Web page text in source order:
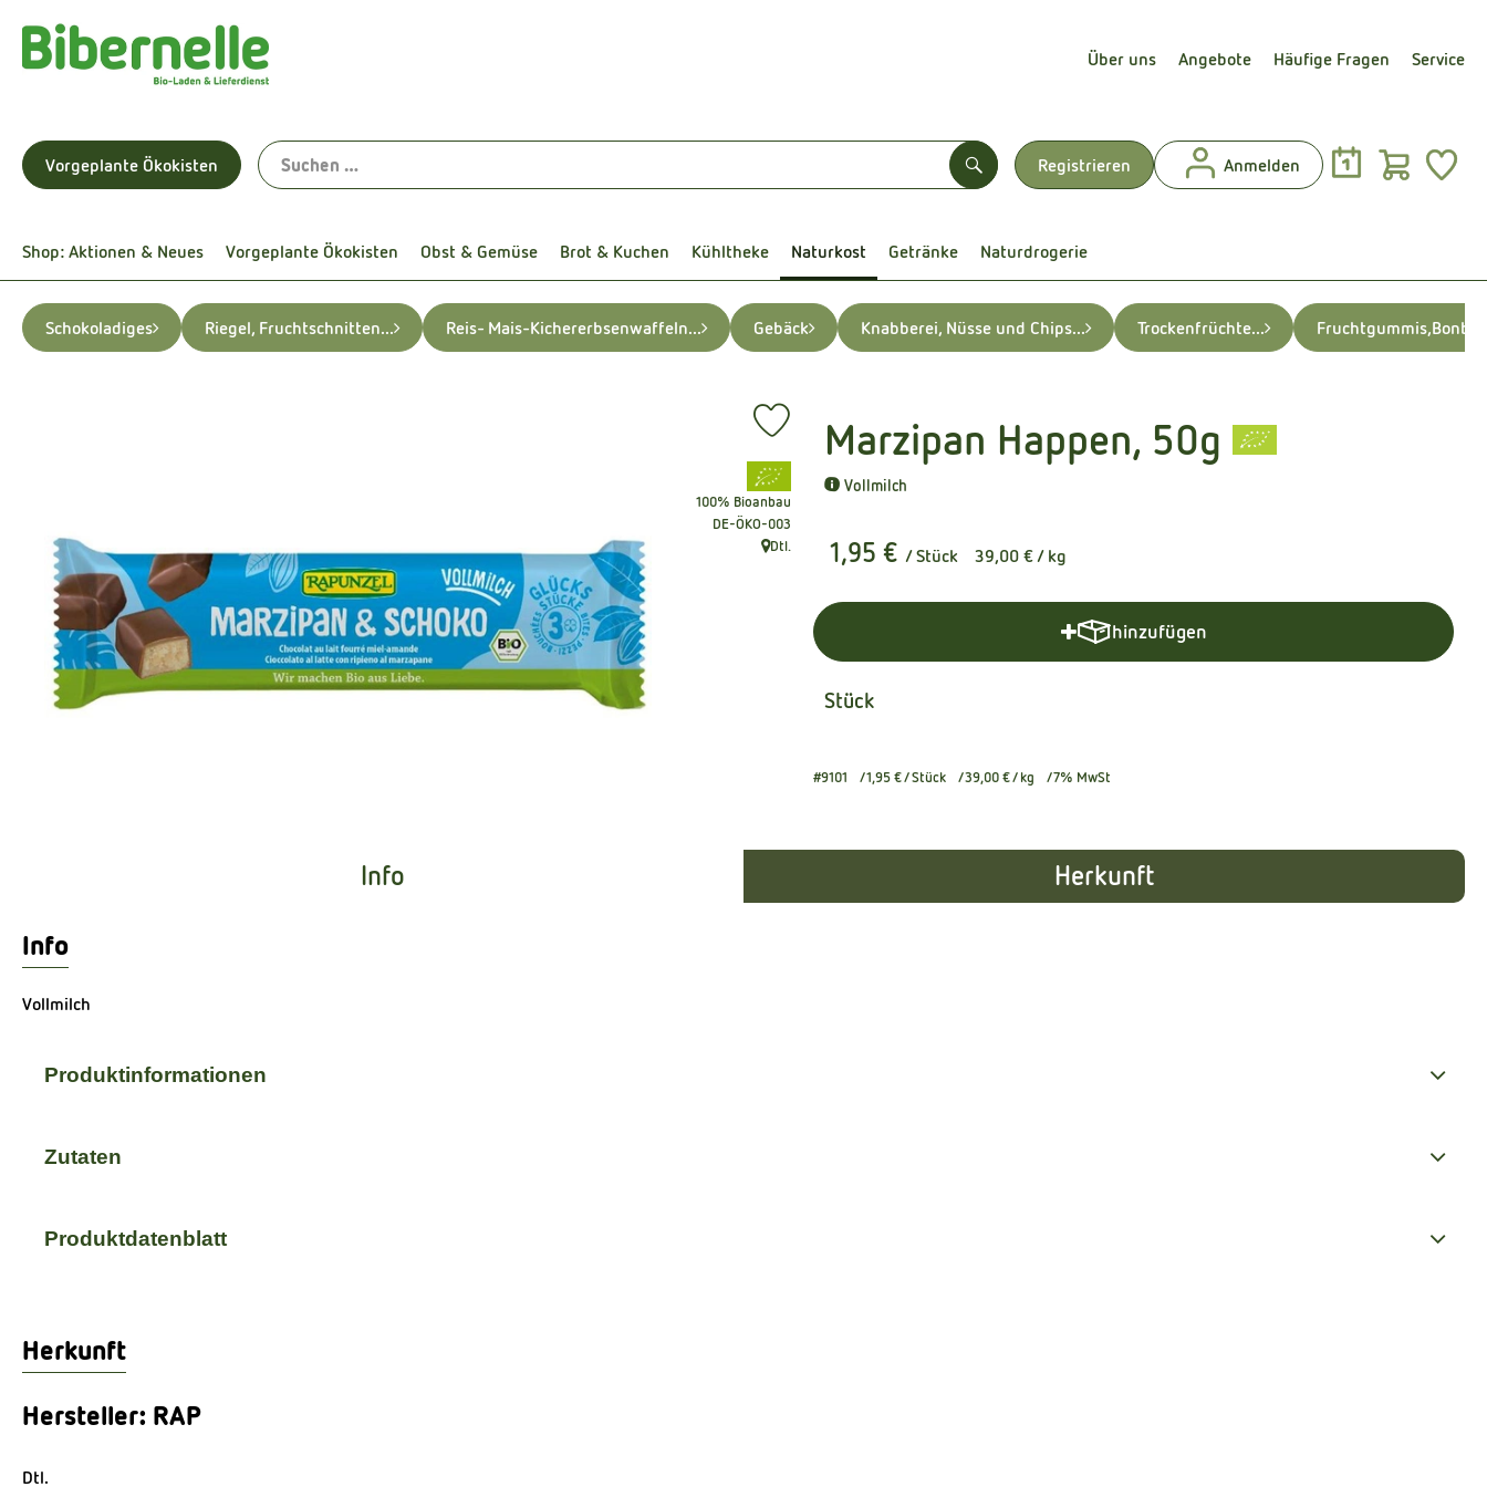
Über uns Angebote Häufige Fragen Service
Registrieren Anmelden
Suchen
Vorgeplante Ökokisten
Shop: Aktionen & Neues Vorgeplante Ökokisten Obst & Gemüse Brot & Kuchen Kühltheke Naturkost Getränke Naturdrogerie
Schokoladiges Riegel, Fruchtschnitten... Reis- Mais-Kichererbsenwaffeln... Gebäck Knabberei, Nüsse und Chips... Trockenfrüchte...
Marzipan Happen, 50g
Vollmilch
1,95 € / Stück 39,00 €/ kg
Produkt zu Favouriten hinzufügen
, Verband:
100% Bioanbau
, Kontrollstelle:
DE-ÖKO-003
, Herkunft:
Dtl.
hinzufügen
Produkt zum Warenkorb hinzufügen
Stück
#9101 1,95 €/ Stück 39,00 €/ kg 7% MwSt
Info Herkunft
Info
Vollmilch
Produktinformationen
Zutaten
Produktdatenblatt
Herkunft
Hersteller: RAP
Dtl.